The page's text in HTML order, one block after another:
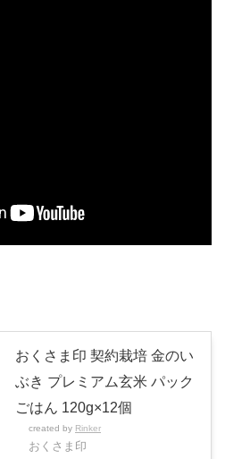
おくさま印 契約栽培 金のい
ぶき プレミアム玄米 パック
ごはん 120g×12個
created by Rinker
おくさま印